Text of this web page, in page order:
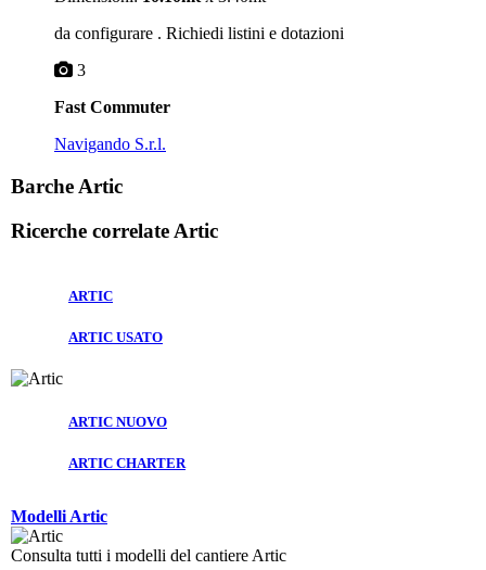
da configurare . Richiedi listini e dotazioni
3
Fast Commuter
Navigando S.r.l.
Barche Artic
Ricerche correlate Artic
ARTIC
ARTIC USATO
ARTIC NUOVO
ARTIC CHARTER
Modelli Artic
Consulta tutti i modelli del cantiere Artic